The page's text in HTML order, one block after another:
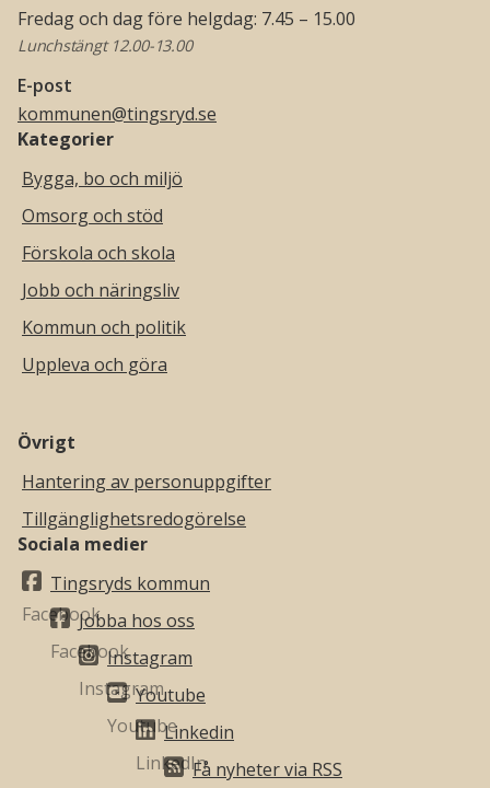
Fredag och dag före helgdag: 7.45 – 15.00
Lunchstängt 12.00-13.00
E-post
kommunen@tingsryd.se
Kategorier
Bygga, bo och miljö
Omsorg och stöd
Förskola och skola
Jobb och näringsliv
Kommun och politik
Uppleva och göra
Övrigt
Hantering av personuppgifter
Tillgänglighetsredogörelse
Sociala medier
Tingsryds kommun
Jobba hos oss
Instagram
Youtube
Linkedin
Få nyheter via RSS